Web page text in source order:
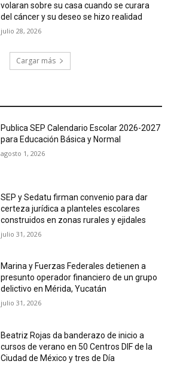
volaran sobre su casa cuando se curara
del cáncer y su deseo se hizo realidad
julio 28, 2026
Cargar más
Publica SEP Calendario Escolar 2026-2027
para Educación Básica y Normal
agosto 1, 2026
SEP y Sedatu firman convenio para dar
certeza jurídica a planteles escolares
construidos en zonas rurales y ejidales
julio 31, 2026
Marina y Fuerzas Federales detienen a
presunto operador financiero de un grupo
delictivo en Mérida, Yucatán
julio 31, 2026
Beatriz Rojas da banderazo de inicio a
cursos de verano en 50 Centros DIF de la
Ciudad de México y tres de Día